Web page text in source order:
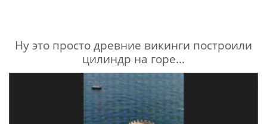
Ну это просто древние викинги построили
цилиндр на горе...